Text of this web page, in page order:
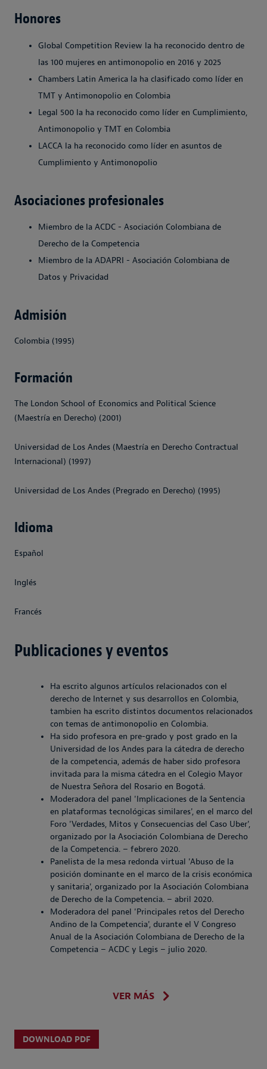
Honores
Global Competition Review la ha reconocido dentro de
las 100 mujeres en antimonopolio en 2016 y 2025
Chambers Latin America la ha clasificado como líder en
TMT y Antimonopolio en Colombia
Legal 500 la ha reconocido como líder en Cumplimiento,
Antimonopolio y TMT en Colombia
LACCA la ha reconocido como líder en asuntos de
Cumplimiento y Antimonopolio
Asociaciones profesionales
Miembro de la ACDC - Asociación Colombiana de
Derecho de la Competencia
Miembro de la ADAPRI - Asociación Colombiana de
Datos y Privacidad
Admisión
Colombia (1995)
Formación
The London School of Economics and Political Science
(Maestría en Derecho) (2001)
Universidad de Los Andes (Maestría en Derecho Contractual
Internacional) (1997)
Universidad de Los Andes (Pregrado en Derecho) (1995)
Idioma
Español
Inglés
Francés
Publicaciones y eventos
Ha escrito algunos artículos relacionados con el
derecho de Internet y sus desarrollos en Colombia,
tambien ha escrito distintos documentos relacionados
con temas de antimonopolio en Colombia.
Ha sido profesora en pre-grado y post grado en la
Universidad de los Andes para la cátedra de derecho
de la competencia, además de haber sido profesora
invitada para la misma cátedra en el Colegio Mayor
de Nuestra Señora del Rosario en Bogotá.
Moderadora del panel 'Implicaciones de la Sentencia
en plataformas tecnológicas similares', en el marco del
Foro 'Verdades, Mitos y Consecuencias del Caso Uber',
organizado por la Asociación Colombiana de Derecho
de la Competencia. – febrero 2020.
Panelista de la mesa redonda virtual 'Abuso de la
posición dominante en el marco de la crisis económica
y sanitaria', organizado por la Asociación Colombiana
de Derecho de la Competencia. – abril 2020.
Moderadora del panel 'Principales retos del Derecho
Andino de la Competencia', durante el V Congreso
Anual de la Asociación Colombiana de Derecho de la
Competencia – ACDC y Legis – julio 2020.
VER MÁS
DOWNLOAD PDF